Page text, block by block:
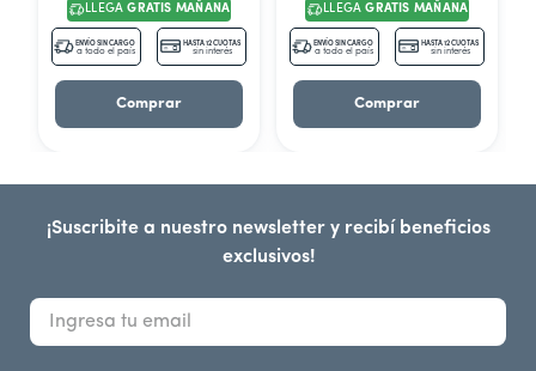
LLEGAGRATIS MAÑANA
ENVÍO SIN CARGO
a todo el país
HASTA 12 CUOTAS
sin interés
Comprar
LLEGAGRATIS MAÑANA
ENVÍO SIN CARGO
a todo el país
HASTA 12 CUOTAS
sin interés
Comprar
¡Suscribite a nuestro newsletter y recibí beneficios
exclusivos!